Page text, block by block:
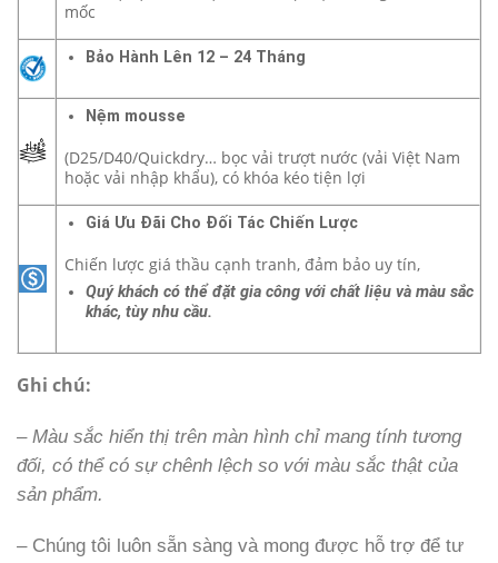
mốc
Bảo Hành Lên 12 – 24 Tháng
Nệm mousse
(D25/D40/Quickdry… bọc vải trượt nước (vải Việt Nam
hoặc vải nhập khẩu), có khóa kéo tiện lợi
Giá Ưu Đãi Cho Đối Tác Chiến Lược
Chiến lược giá thầu cạnh tranh, đảm bảo uy tín,
Quý khách có thể đặt gia công với chất liệu và màu sắc
khác, tùy nhu cầu.
Ghi chú:
– Màu sắc hiển thị trên màn hình chỉ mang tính tương
đối, có thể có sự chênh lệch so với màu sắc thật của
sản phẩm.
– Chúng tôi luôn sẵn sàng và mong được hỗ trợ để tư